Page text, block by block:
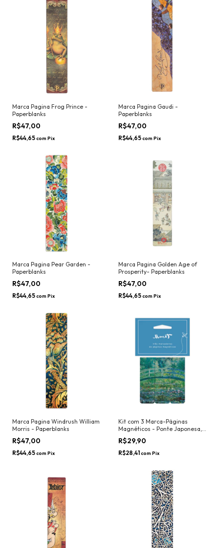
Marca Pagina Frog Prince -
Paperblanks
R$47,00
R$44,65com Pix
Marca Pagina Gaudi -
Paperblanks
R$47,00
R$44,65com Pix
Marca Pagina Pear Garden -
Paperblanks
R$47,00
R$44,65com Pix
Marca Pagina Golden Age of
Prosperity- Paperblanks
R$47,00
R$44,65com Pix
Marca Pagina Windrush William
Morris - Paperblanks
R$47,00
R$44,65com Pix
Kit com 3 Marca-Páginas
Magnéticos - Ponte Japonesa,
Monet
R$29,90
R$28,41com Pix